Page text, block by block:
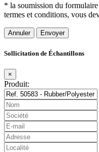
* la soumission du
termes et conditions, vous
Annuler
Sollicitation de Échantillons
×
Produit: